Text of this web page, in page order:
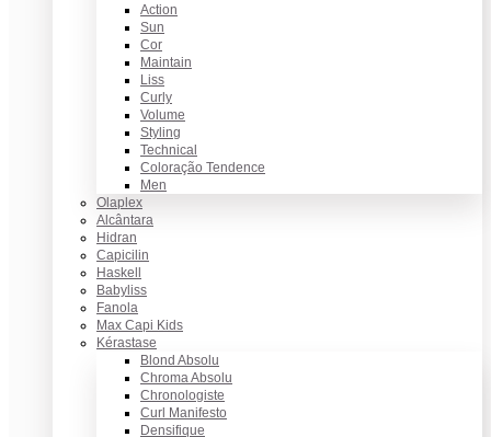
Action
Sun
Cor
Maintain
Liss
Curly
Volume
Styling
Technical
Coloração Tendence
Men
Olaplex
Alcântara
Hidran
Capicilin
Haskell
Babyliss
Fanola
Max Capi Kids
Kérastase
Blond Absolu
Chroma Absolu
Chronologiste
Curl Manifesto
Densifique